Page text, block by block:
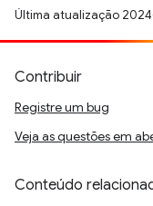
Última atualização
Contribuir
Registre um bug
Veja as questões em
Conteúdo